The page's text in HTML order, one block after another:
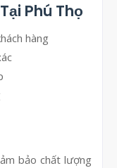
Phú Thọ
hàng
bảo chất lượng